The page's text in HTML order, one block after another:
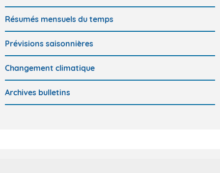
Résumés mensuels du temps
Prévisions saisonnières
Changement climatique
Archives bulletins